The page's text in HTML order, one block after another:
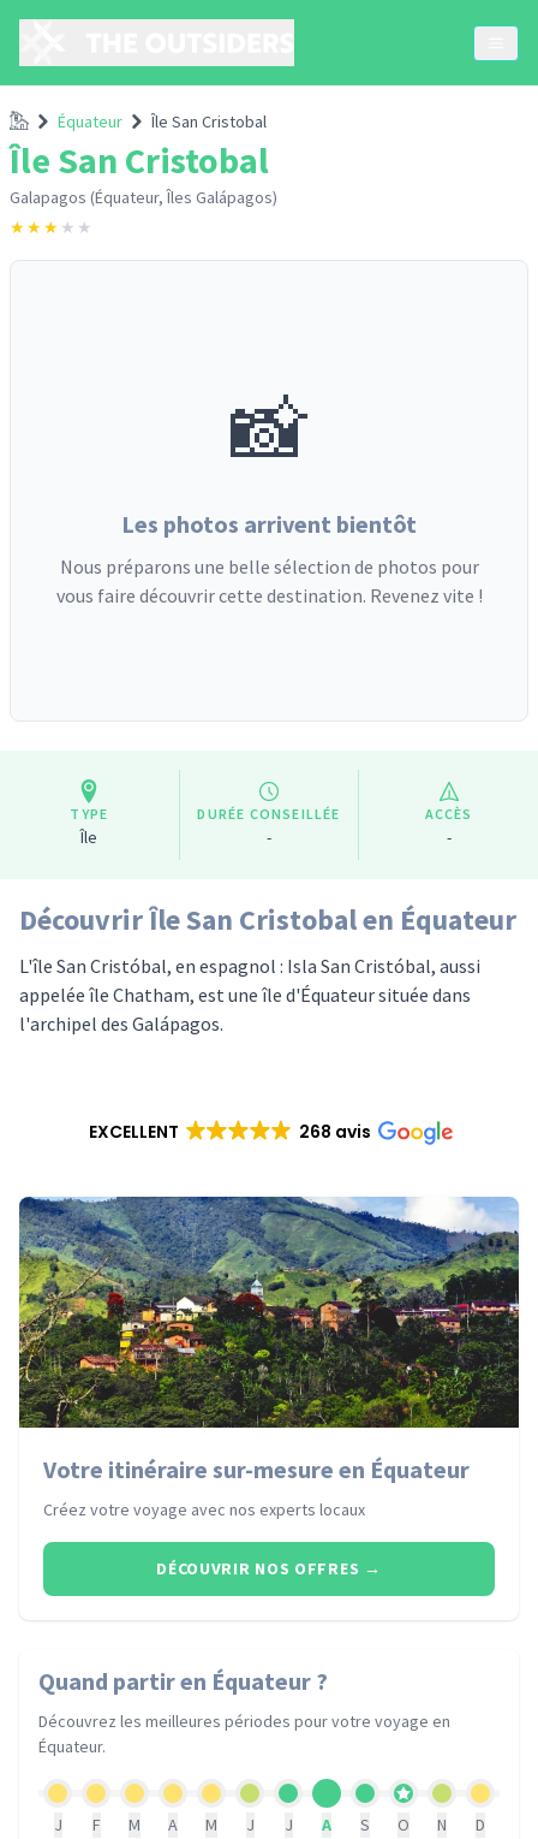
AccueilÉquateur Île San Cristobal
Île San Cristobal
Galapagos (Équateur, Îles Galápagos)
★★★ ★ ★
📸
Les photos arrivent bientôt
Nous préparons une belle sélection de photos pour
vous faire découvrir cette destination. Revenez vite !
TYPE
Île
DURÉE CONSEILLÉE
-
ACCÈS
-
Découvrir Île San Cristobal en Équateur
L'île San Cristóbal, en espagnol : Isla San Cristóbal, aussi
appelée île Chatham, est une île d'Équateur située dans
l'archipel des Galápagos.
EXCELLENT 268 avis
Votre itinéraire sur-mesure en Équateur
Créez votre voyage avec nos experts locaux
DÉCOUVRIR NOS OFFRES →
Quand partiren Équateur ?
Découvrez les meilleures périodes pour votre voyage en
Équateur.
J F M A M J J A S O N D